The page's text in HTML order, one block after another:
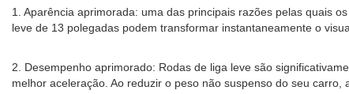
1. Aparência aprimorada: uma das principais razões pelas quais
leve de 13 polegadas podem transformar instantaneamente o
2. Desempenho aprimorado: Rodas de liga leve são
melhor aceleração. Ao reduzir o peso não suspenso do seu